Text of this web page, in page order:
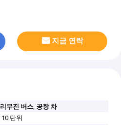
지금 연락
무진 버스, 공항 차
10 단위